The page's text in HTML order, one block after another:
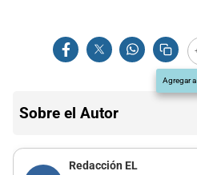
Agregar
Sobre el Autor
Redacción EL